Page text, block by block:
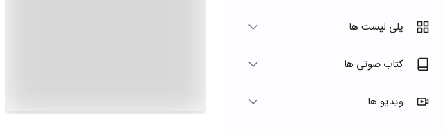
پلی لیست ها
کتاب صوتی ها
ویدیو ها